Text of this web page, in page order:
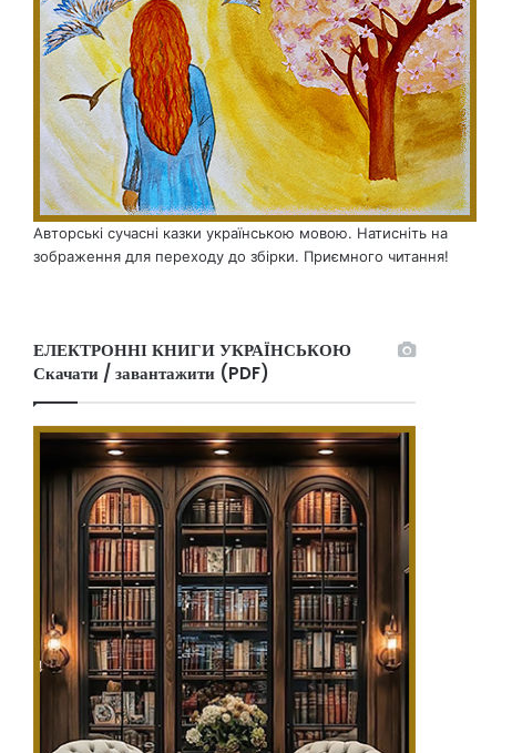
Авторські сучасні казки українською мовою. Натисніть на
зображення для переходу до збірки. Приємного читання!
ЕЛЕКТРОННІ КНИГИ УКРАЇНСЬКОЮ
Скачати / завантажити (PDF)